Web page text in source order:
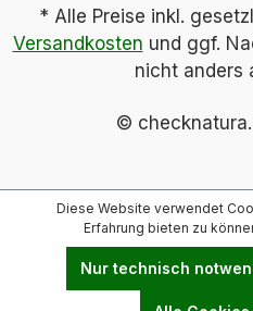
* Alle Preise inkl.
Versandkosten und ggf.
nicht anders
©
Diese Website verwendet
Erfahrung bieten zu
Nur technisch